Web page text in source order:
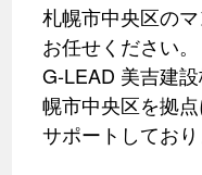
札幌市中央区の
お任せください。
G-LEAD 美吉建
幌市中央区を拠
サポートしており